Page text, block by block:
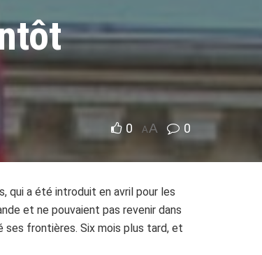
0 AA 0
qui a été introduit en avril pour les
et ne pouvaient pas revenir dans
ses frontières. Six mois plus tard, et